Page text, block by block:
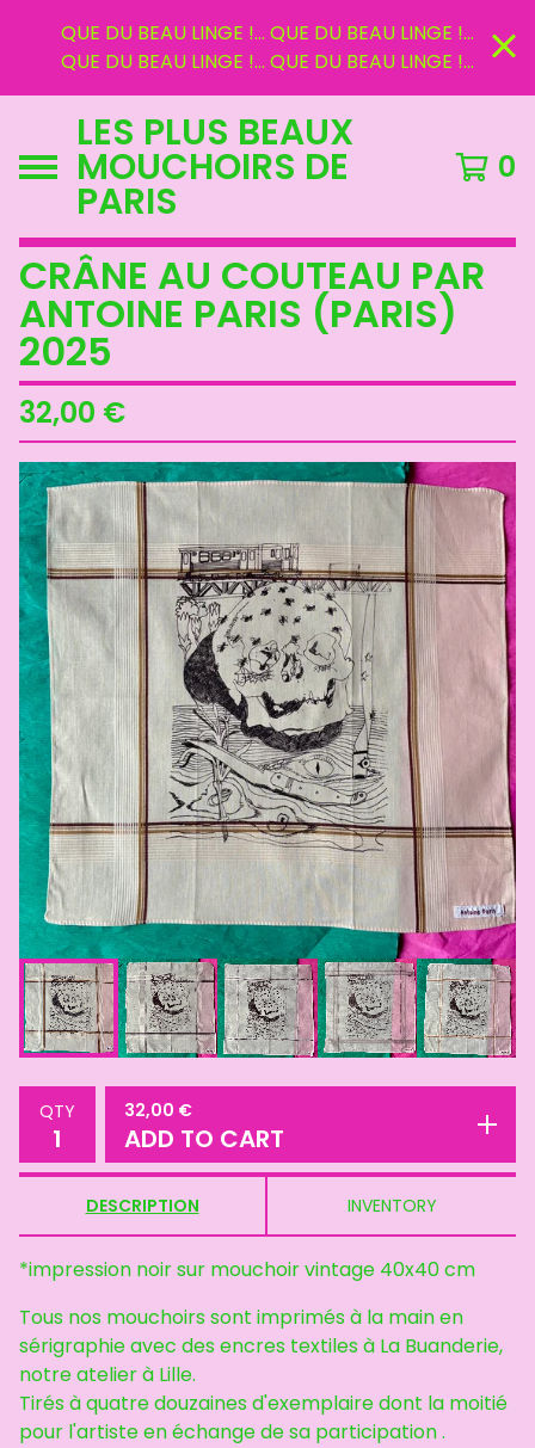
QUE DU BEAU LINGE !... QUE DU BEAU LINGE !...
QUE DU BEAU LINGE !... QUE DU BEAU LINGE !...
LES PLUS BEAUX
MOUCHOIRS DE
PARIS
0
CRÂNE AU COUTEAU PAR
ANTOINE PARIS (PARIS)
2025
32,00 €
QTY 32,00 €
ADD TO CART
DESCRIPTION INVENTORY
*impression noir sur mouchoir vintage 40x40 cm
Tous nos mouchoirs sont imprimés à la main en
sérigraphie avec des encres textiles à La Buanderie,
notre atelier à Lille.
Tirés à quatre douzaines d'exemplaire dont la moitié
pour l'artiste en échange de sa participation .